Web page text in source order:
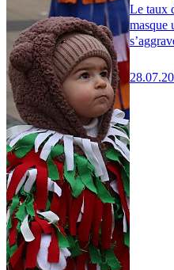
Le taux
masque